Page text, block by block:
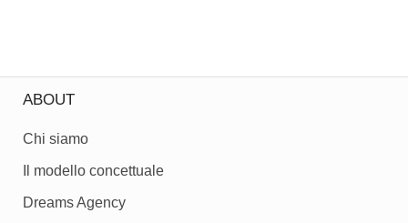
ABOUT
Chi siamo
Il modello concettuale
Dreams Agency